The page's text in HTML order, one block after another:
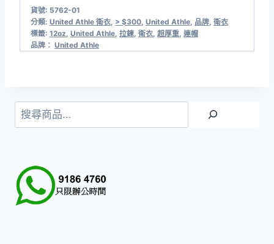
貨號: 5762-01
分類: United Athle 衛衣, > $300, United Athle, 品牌, 衛衣
標籤: 12oz, United Athle, 拉鍊, 衛衣, 超厚重, 連帽
品牌： United Athle
搜
尋